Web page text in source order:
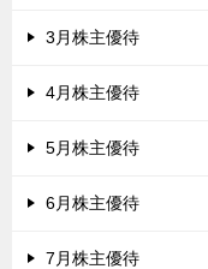
3月株主優待
4月株主優待
5月株主優待
6月株主優待
7月株主優待